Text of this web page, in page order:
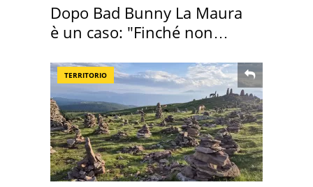
Dopo Bad Bunny La Maura
è un caso: "Finché non
TERRITORIO